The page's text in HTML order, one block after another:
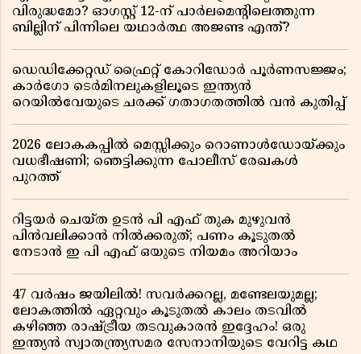
വിരുദ്ധമോ? ഓഗസ്റ്റ് 12-ന് പാർലമെന്റിലെത്തുന്ന
ബില്ലിന് പിന്നിലെ യഥാർത്ഥ അജണ്ട എന്ത്?
ഡെഡിക്കേറ്റഡ് ഫ്രൈറ്റ് കോറിഡോർ പൂർണസജ്ജം;
കാർഗോ ടെർമിനലുകളിലൂടെ ഇന്ത്യൻ
റെയിൽവേയുടെ ചരക്ക് ഗതാഗതത്തിൽ വൻ കുതിപ്പ്
2026 ലോകകപ്പിൽ മെസ്സിക്കും റൊണാൾഡോയ്ക്കും
വധഭീഷണി; ഞെട്ടിക്കുന്ന പോലീസ് രേഖകൾ
പുറത്ത്
റിട്ടയർ ചെയ്ത ഉടൻ പി എഫ് തുക മുഴുവൻ
പിൻവലിക്കാൻ നിൽക്കരുത്; പണം കൂടുതൽ
നേടാൻ ഇ പി എഫ് ഒയുടെ നിയമം അറിയാം
47 വർഷം ജയിലിൽ! സവർക്കറല്ല, മണ്ടേലയുമല്ല;
ലോകത്തിൽ ഏറ്റവും കൂടുതൽ കാലം തടവിൽ
കഴിഞ്ഞ രാഷ്ട്രീയ തടവുകാരൻ ഇദ്ദേഹം! ഒരു
ഇന്ത്യൻ സ്വാതന്ത്ര്യസമര സേനാനിയുടെ വേറിട്ട കഥ